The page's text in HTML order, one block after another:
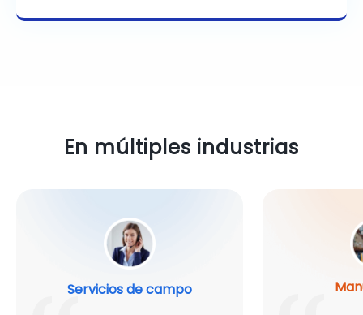
En múltiples industrias
Servicios de campo